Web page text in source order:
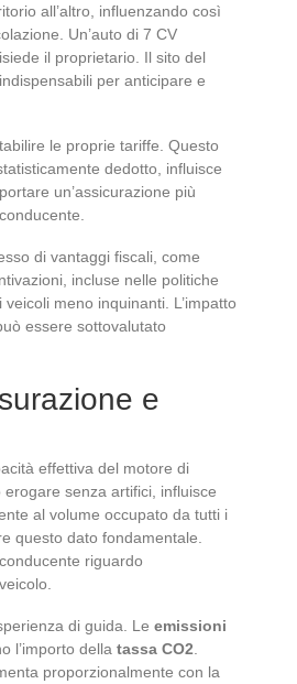
all’altro, influenzando così
Un’auto di 7 CV
il proprietario. Il sito del
per anticipare e
le proprie tariffe. Questo
dedotto, influisce
un’assicurazione più
di vantaggi fiscali, come
incluse nelle politiche
meno inquinanti. L’impatto
essere sottovalutato
e
effettiva del motore di
senza artifici, influisce
al volume occupato da tutti i
questo dato fondamentale.
riguardo
di guida. Le emissioni
l’importo della tassa CO2
proporzionalmente con la